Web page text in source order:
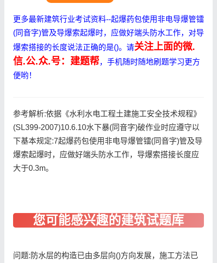
更多最新建筑行业考试资料--起爆药包使用非电导爆管镭
(同音字)管及导爆索起爆时，应做好端头防水工作，对导
爆索搭接的长度说法正确的是()。请关注上面的微.
信.公.众.号：建题帮，手机随时随地刷题学习更方
便哟！
参考解析:依据《水利水电工程土建施工安全技术规程》
(SL399-2007)10.6.10水下暴(同音字)破作业时应遵守以
下基本规定:7起爆药包使用非电导爆管镭(同音字)管及导
爆索起爆时，应做好端头防水工作，导爆索搭接长度应
大于0.3m。
问题:防水层的构造已由多层向()方向发展，施工方法已